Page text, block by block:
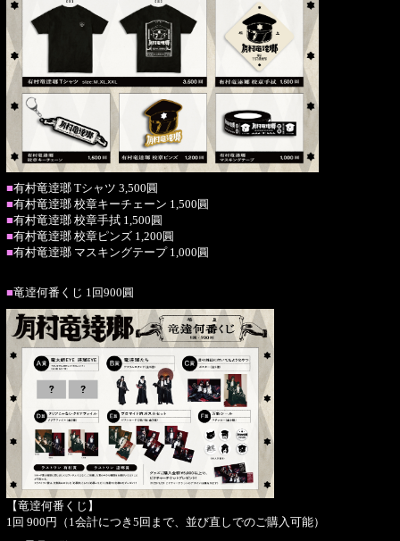
■有村竜逹瑯 Tシャツ 3,500圓
■有村竜逹瑯 校章キーチェーン 1,500圓
■有村竜逹瑯 校章手拭 1,500圓
■有村竜逹瑯 校章ピンズ 1,200圓
■有村竜逹瑯 マスキングテープ 1,000圓
■竜逹何番くじ 1回900圓
【竜逹何番くじ】
1回 900円（1会計につき5回まで、並び直しでのご購入可能）